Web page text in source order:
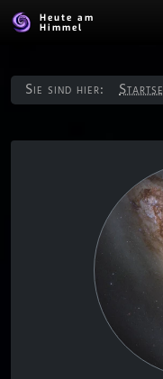
Heute am
Himmel
Sie sind hier: